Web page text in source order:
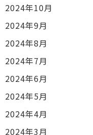
2024年10月
2024年9月
2024年8月
2024年7月
2024年6月
2024年5月
2024年4月
2024年3月